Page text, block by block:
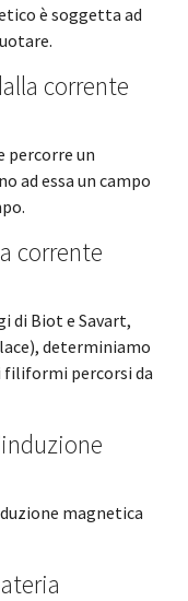
è soggetta ad
corrente
percorre un
ad essa un campo
corrente
di Biot e Savart,
determiniamo
filiformi percorsi da
magnetica